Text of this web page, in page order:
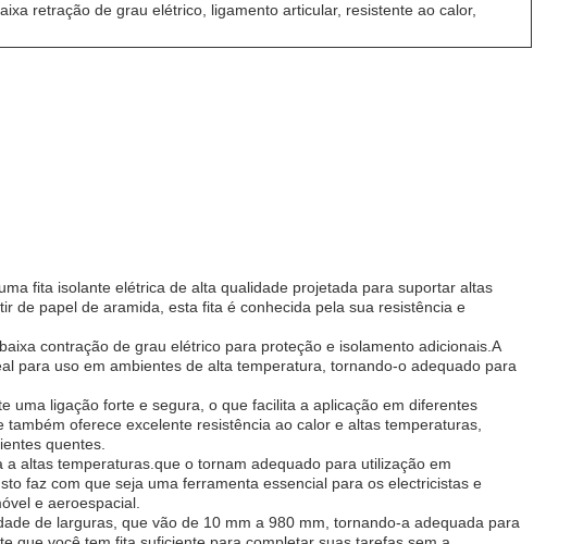
retração de grau elétrico, ligamento articular, resistente ao calor,
fita isolante elétrica de alta qualidade projetada para suportar altas
de papel de aramida, esta fita é conhecida pela sua resistência e
contração de grau elétrico para proteção e isolamento adicionais.A
para uso em ambientes de alta temperatura, tornando-o adequado para
uma ligação forte e segura, o que facilita a aplicação em diferentes
oferece excelente resistência ao calor e altas temperaturas,
quentes.
altas temperaturas.que o tornam adequado para utilização em
faz com que seja uma ferramenta essencial para os electricistas e
e aeroespacial.
de larguras, que vão de 10 mm a 980 mm, tornando-a adequada para